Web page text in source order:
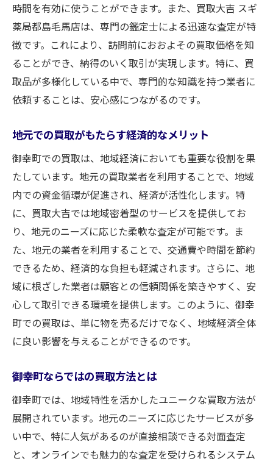
安心の取引を実現する買取大吉のサービス紹介
顧客第一主義のサービスとは
安心して任せられる買取手続きの流れ
アフターサービスの重要性とその内容
独自の保証制度による安心感の提供
緊急時の対応力とその実績
御幸町での賢い買取ライフを始めるためのヒン
ト
買取ライフを成功させるためのステップ
経験者が語る成功事例と失敗例
持続可能な買取ライフを目指すアイデア
買取を生活の一部にするための工夫
御幸町での情報収集方法とその活用
賢く買取を行うための心構え
新しい買取ライフを御幸町で見つける方法
SNSを使った情報収集とその利点
口コミを活かした安心の店舗選び
地域コミュニティとの連携を深める
買取を通じた地域貢献のあり方
御幸町での買取ライフを楽しむ秘訣
時間を有効に使うことができます。また、買取大吉 スギ
薬局都島毛馬店は、専門の鑑定士による迅速な査定が特
徴です。これにより、訪問前におおよその買取価格を知
ることができ、納得のいく取引が実現します。特に、買
取品が多様化している中で、専門的な知識を持つ業者に
依頼することは、安心感につながるのです。
地元での買取がもたらす経済的なメリット
御幸町での買取は、地域経済においても重要な役割を果
たしています。地元の買取業者を利用することで、地域
内での資金循環が促進され、経済が活性化します。特
に、買取大吉では地域密着型のサービスを提供してお
り、地元のニーズに応じた柔軟な査定が可能です。ま
た、地元の業者を利用することで、交通費や時間を節約
できるため、経済的な負担も軽減されます。さらに、地
域に根ざした業者は顧客との信頼関係を築きやすく、安
心して取引できる環境を提供します。このように、御幸
町での買取は、単に物を売るだけでなく、地域経済全体
に良い影響を与えることができるのです。
御幸町ならではの買取方法とは
御幸町では、地域特性を活かしたユニークな買取方法が
展開されています。地元のニーズに応じたサービスが多
い中で、特に人気があるのが直接相談できる対面査定
と、オンラインでも魅力的な査定を受けられるシステム